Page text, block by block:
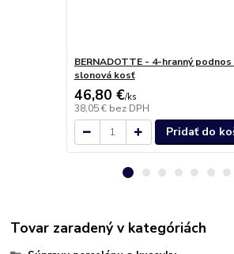
BERNADOTTE - 4-hranný podnos
slonová kosť
46,80 €/ks
38,05 € bez DPH
Pridať do
Tovar zaradený v kategóriách